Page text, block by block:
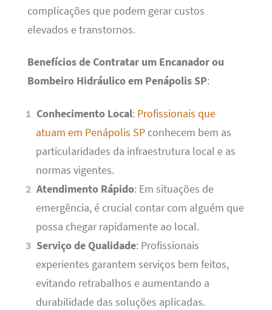
complicações que podem gerar custos
elevados e transtornos.
Benefícios de Contratar um Encanador ou
Bombeiro Hidráulico em Penápolis SP:
Conhecimento Local: Profissionais que
atuam em Penápolis SPconhecem bem as
particularidades da infraestrutura local e as
normas vigentes.
Atendimento Rápido: Em situações de
emergência, é crucial contar com alguém que
possa chegar rapidamente ao local.
Serviço de Qualidade: Profissionais
experientes garantem serviços bem feitos,
evitando retrabalhos e aumentando a
durabilidade das soluções aplicadas.